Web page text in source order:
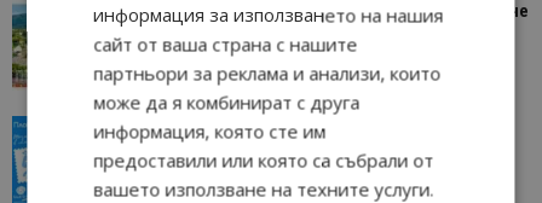
“Пощенска картичка от…”: Петрич – Изживяване
11/07/2026 11:22
“Пощенска картичка от…”: Пловдив, градът на
23/06/2026 10:00
информация за използването на нашия
сайт от ваша страна с нашите
партньори за реклама и анализи, които
може да я комбинират с друга
информация, която сте им
предоставили или която са събрали от
вашето използване на техните услуги.